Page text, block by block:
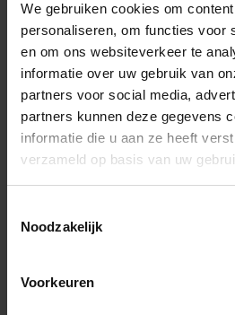
We gebruiken cookies om
personaliseren, om functies voor
en om ons websiteverkeer te
informatie over uw gebruik van
partners voor social media,
partners kunnen deze gegevens
informatie die u aan ze heeft
verzameld op basis van uw
Noodzakelijk
Voorkeuren